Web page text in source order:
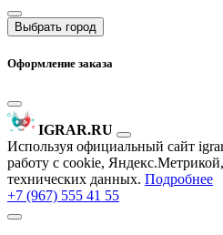
Выбрать город
Оформление заказа
IGRAR.RU
Используя официальный сайт
работу с cookie,
технических данных. Подробнее
+7 (967) 555 41 55